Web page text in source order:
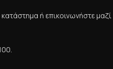
ή επικοινωνήστε μαζί